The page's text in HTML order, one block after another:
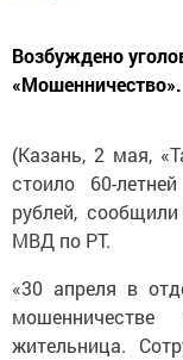
Возбуждено
«Мошенничество».
(Казань, 2 мая,
стоило 60-
рублей,
МВД по РТ.
«30 апреля в
жительница.